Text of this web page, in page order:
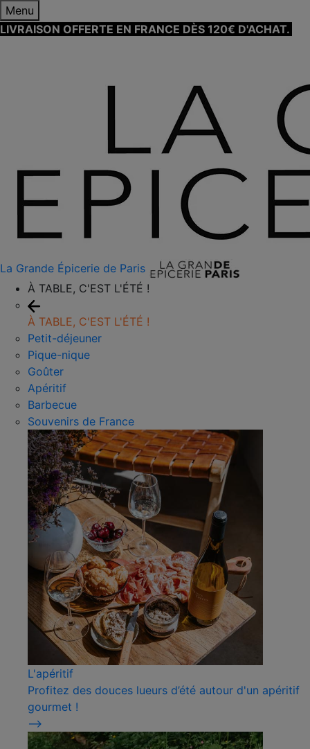
Menu
LIVRAISON OFFERTE EN FRANCE DÈS 120€ D'ACHAT.
La Grande Épicerie de Paris
À TABLE, C'EST L'ÉTÉ !
À TABLE, C'EST L'ÉTÉ !
Petit-déjeuner
Pique-nique
Goûter
Apéritif
Barbecue
Souvenirs de France
L'apéritif
Profitez des douces lueurs d’été autour d'un apéritif
gourmet !
⟶